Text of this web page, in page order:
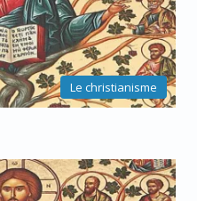
Le christianisme